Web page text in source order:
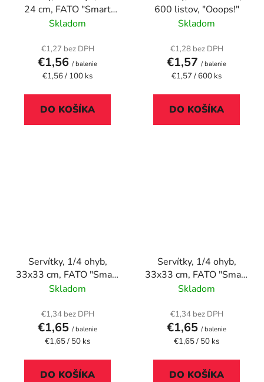
24 cm, FATO "Smart
Table", biela
Skladom
€1,27 bez DPH
€1,56 / balenie
Jednotková
€1,56 / 100 ks
DO KOŠÍKA
600 listov, "Ooops!"
Skladom
€1,28 bez DPH
€1,57 / balenie
Jednotková
€1,57 / 600 ks
DO KOŠÍKA
Servítky, 1/4 ohyb,
33x33 cm, FATO "Smart
Table", citrónovo žltá
Skladom
€1,34 bez DPH
€1,65 / balenie
Jednotková
€1,65 / 50 ks
DO KOŠÍKA
Servítky, 1/4 ohyb,
33x33 cm, FATO "Smart
Table", červená
Skladom
€1,34 bez DPH
€1,65 / balenie
Jednotková
€1,65 / 50 ks
DO KOŠÍKA